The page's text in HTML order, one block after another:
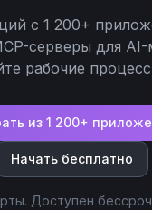
с 1 200+
серверы для
рабочие
из 1 200+
Начать бесплатно
Доступен